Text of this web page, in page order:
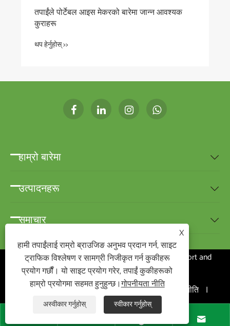
तपाईंले पोर्टेबल आइस मेकरको बारेमा जान्न आवश्यक
कुराहरू
थप हेर्नुहोस् >>
हाम्रो बारेमा 
उत्पादनहरू 
समाचार 
प्रतिलिपि अधिकार © २०२० Ningbo BEST-HOME Import and
Export Co., Ltd.सर्वाधिकार सुरक्षित
Links | Sitemap | RSS | XML | गोपनीयता नीति |

X
हामी तपाईंलाई राम्रो ब्राउजिङ अनुभव प्रदान गर्न, साइट
ट्राफिक विश्लेषण र सामग्री निजीकृत गर्न कुकीहरू
प्रयोग गर्छौं। यो साइट प्रयोग गरेर, तपाईं कुकीहरूको
हाम्रो प्रयोगमा सहमत हुनुहुन्छ।गोपनीयता नीति
अस्वीकार गर्नुहोस् स्वीकार गर्नुहोस्